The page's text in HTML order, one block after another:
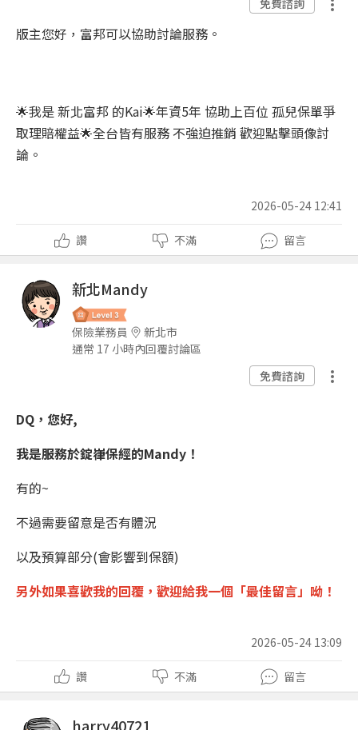
免費諮詢
版主您好，富邦可以協助討論服務。
🌟我是 新北富邦 的Kai🌟年資5年 協助上百位 孤兒保單爭
取理賠權益🌟全台皆有服務 不強迫推銷 歡迎點擊頭像討
論。
2026-05-24 12:41
讚 不滿 留言
新北Mandy
保險業務員
新北市
通常 17 小時內回覆討論區
免費諮詢
DQ，您好,
我是服務於錠嵂保經的Mandy！
有的~
不過需要留意是否有體況
以及預算部分(會影響到保額)
另外如果喜歡我的回覆， 歡迎給我一個「最佳留言」呦！
2026-05-24 13:09
讚 不滿 留言
harry40721